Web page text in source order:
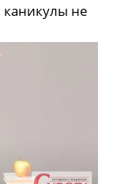
каникулы не